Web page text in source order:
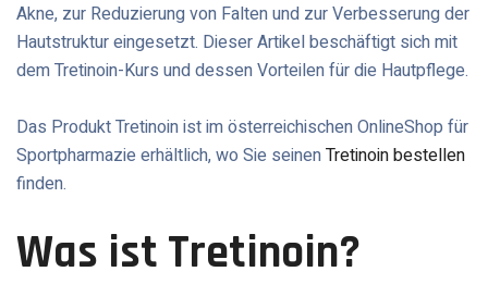
Akne, zur Reduzierung von Falten und zur Verbesserung der
Hautstruktur eingesetzt. Dieser Artikel beschäftigt sich mit
dem Tretinoin-Kurs und dessen Vorteilen für die Hautpflege.
Das Produkt Tretinoin ist im österreichischen OnlineShop für
Sportpharmazie erhältlich, wo Sie seinenTretinoin bestellen
finden.
Was ist Tretinoin?